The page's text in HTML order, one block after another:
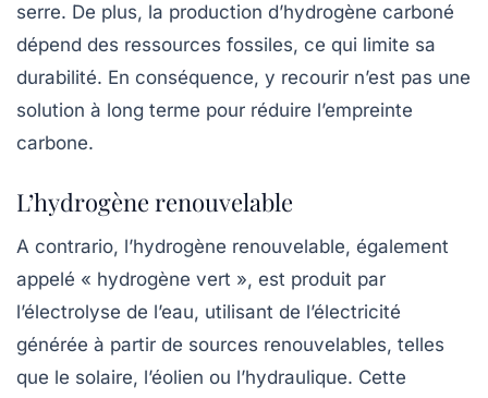
serre. De plus, la production d’hydrogène carboné
dépend des ressources fossiles, ce qui limite sa
durabilité. En conséquence, y recourir n’est pas une
solution à long terme pour réduire l’empreinte
carbone.
L’hydrogène renouvelable
A contrario, l’hydrogène renouvelable, également
appelé « hydrogène vert », est produit par
l’électrolyse de l’eau, utilisant de l’électricité
générée à partir de sources renouvelables, telles
que le solaire, l’éolien ou l’hydraulique. Cette